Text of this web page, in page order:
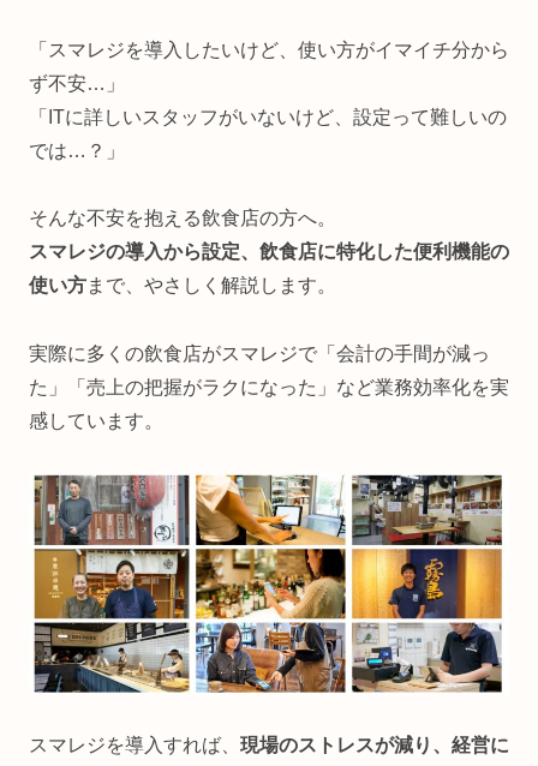
「スマレジを導入したいけど、使い方がイマイチ分から
ず不安…」
「ITに詳しいスタッフがいないけど、設定って難しいの
では…？」
そんな不安を抱える飲食店の方へ。
スマレジの導入から設定、飲食店に特化した便利機能の
使い方まで、やさしく解説します。
実際に多くの飲食店がスマレジで「会計の手間が減っ
た」「売上の把握がラクになった」など業務効率化を実
感しています。
スマレジを導入すれば、 現場のストレスが減り、経営に